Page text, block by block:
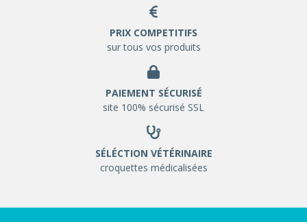
PRIX COMPETITIFS
sur tous vos produits
PAIEMENT SÉCURISÉ
site 100% sécurisé SSL
SÉLÉCTION VÉTÉRINAIRE
croquettes médicalisées